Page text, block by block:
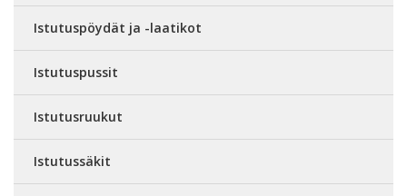
Istutuspöydät ja -laatikot
Istutuspussit
Istutusruukut
Istutussäkit